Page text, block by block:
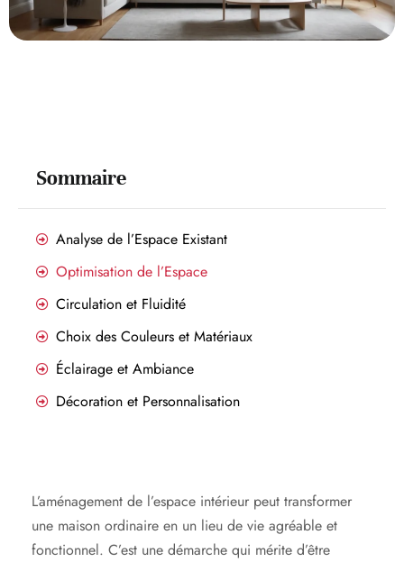
L’aménagement de l’espace intérieur peut transformer
une maison ordinaire en un lieu de vie agréable et
fonctionnel. C’est une démarche qui mérite d’être
Sommaire
Analyse de l’Espace Existant
Optimisation de l’Espace
Circulation et Fluidité
Choix des Couleurs et Matériaux
Éclairage et Ambiance
Décoration et Personnalisation